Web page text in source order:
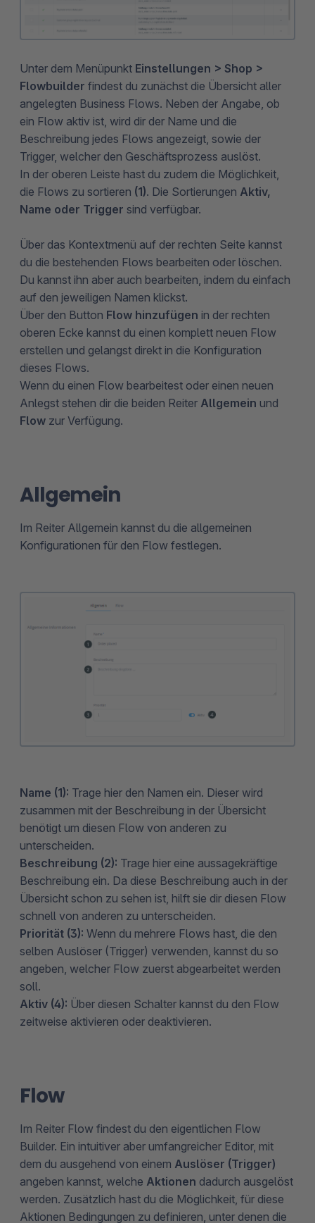
Unter dem Menüpunkt Einstellungen > Shop >
Flowbuilder findest du zunächst die Übersicht aller
angelegten Business Flows. Neben der Angabe, ob
ein Flow aktiv ist, wird dir der Name und die
Beschreibung jedes Flows angezeigt, sowie der
Trigger, welcher den Geschäftsprozess auslöst.
In der oberen Leiste hast du zudem die Möglichkeit,
die Flows zu sortieren (1). Die Sortierungen Aktiv,
Name oder Trigger sind verfügbar.
Über das Kontextmenü auf der rechten Seite kannst
du die bestehenden Flows bearbeiten oder löschen.
Du kannst ihn aber auch bearbeiten, indem du einfach
auf den jeweiligen Namen klickst.
Über den Button Flow hinzufügen in der rechten
oberen Ecke kannst du einen komplett neuen Flow
erstellen und gelangst direkt in die Konfiguration
dieses Flows.
Wenn du einen Flow bearbeitest oder einen neuen
Anlegst stehen dir die beiden Reiter Allgemein und
Flow zur Verfügung.
Allgemein
Im Reiter Allgemein kannst du die allgemeinen
Konfigurationen für den Flow festlegen.
Name (1): Trage hier den Namen ein. Dieser wird
zusammen mit der Beschreibung in der Übersicht
benötigt um diesen Flow von anderen zu
unterscheiden.
Beschreibung (2): Trage hier eine aussagekräftige
Beschreibung ein. Da diese Beschreibung auch in der
Übersicht schon zu sehen ist, hilft sie dir diesen Flow
schnell von anderen zu unterscheiden.
Priorität (3): Wenn du mehrere Flows hast, die den
selben Auslöser (Trigger) verwenden, kannst du so
angeben, welcher Flow zuerst abgearbeitet werden
soll.
Aktiv (4): Über diesen Schalter kannst du den Flow
zeitweise aktivieren oder deaktivieren.
Flow
Im Reiter Flow findest du den eigentlichen Flow
Builder. Ein intuitiver aber umfangreicher Editor, mit
dem du ausgehend von einem Auslöser (Trigger)
angeben kannst, welche Aktionen dadurch ausgelöst
werden. Zusätzlich hast du die Möglichkeit, für diese
Aktionen Bedingungen zu definieren, unter denen die